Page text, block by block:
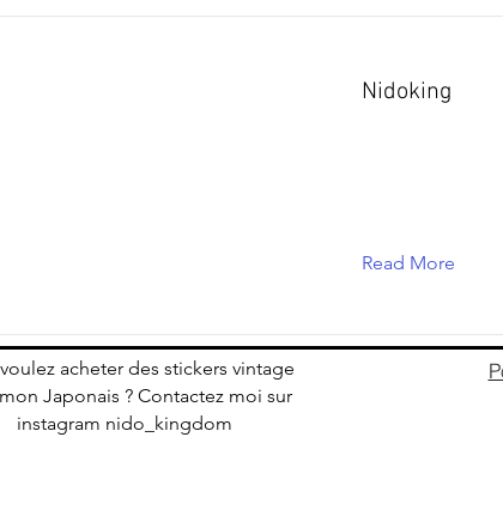
Nidoking
Read More
acheter des stickers vintage
Japonais ? Contactez moi sur
instagram nido_kingdom